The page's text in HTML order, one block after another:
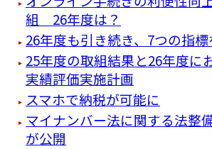
組 26年度は？
26年度も引き続き、7つの指
25年度の取組結果と26年度に
実績評価実施計画
スマホで納税が可能に
マイナンバー法に関する法整
が公開